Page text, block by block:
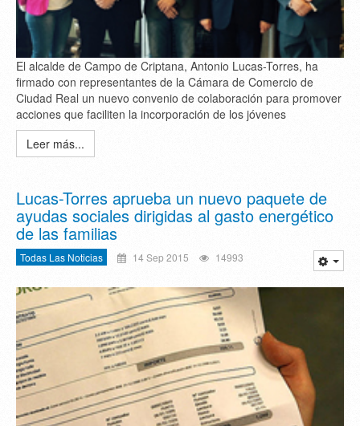
El alcalde de Campo de Criptana, Antonio Lucas-Torres, ha
firmado con representantes de la Cámara de Comercio de
Ciudad Real un nuevo convenio de colaboración para promover
acciones que faciliten la incorporación de los jóvenes
Leer más...
Lucas-Torres aprueba un nuevo paquete de
ayudas sociales dirigidas al gasto energético
de las familias
Todas Las Noticias 14 Sep 2015 14993